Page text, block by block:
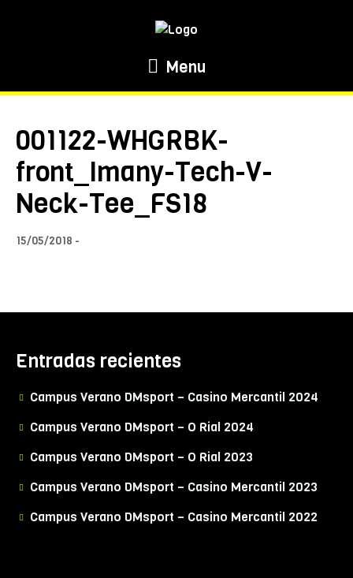
Menu
001122-WHGRBK-
front_Imany-Tech-V-
Neck-Tee_FS18
15/05/2018
Entradas recientes
Campus Verano DMsport – Casino Mercantil 2024
Campus Verano DMsport – O Rial 2024
Campus Verano DMsport – O Rial 2023
Campus Verano DMsport – Casino Mercantil 2023
Campus Verano DMsport – Casino Mercantil 2022